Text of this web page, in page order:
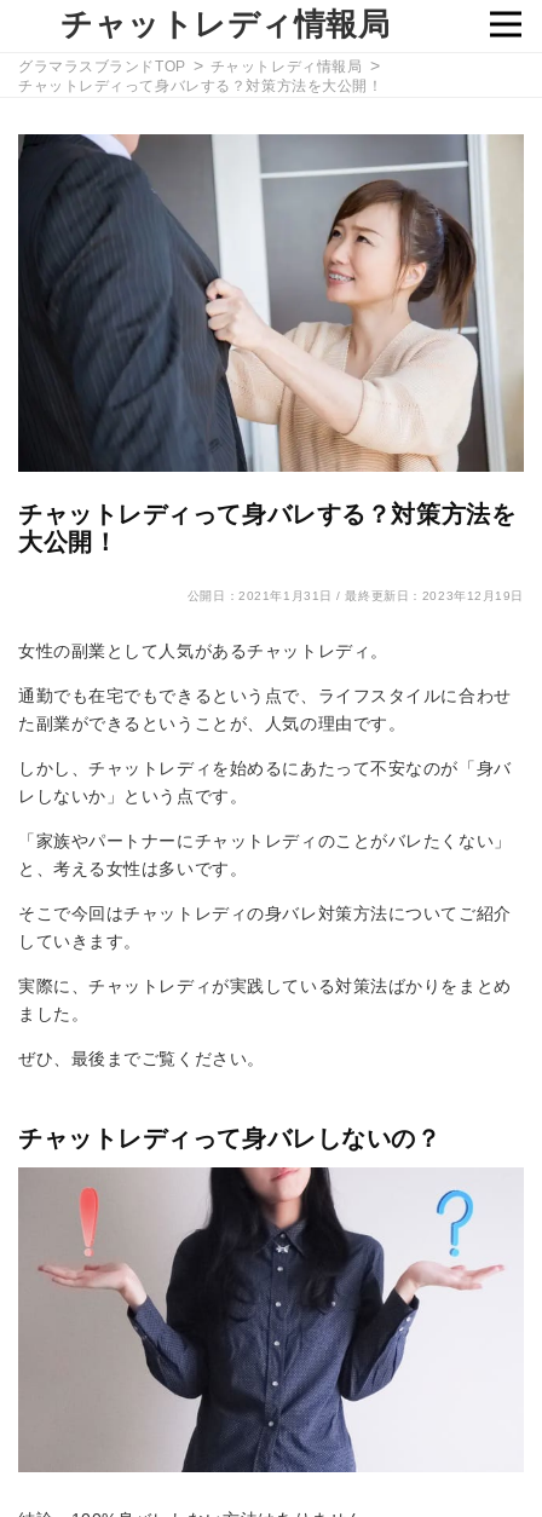
チャットレディ情報局
グラマラスブランドTOP
チャットレディ情報局
チャットレディって身バレする？対策方法を大公開！
チャットレディって身バレする？対策方法を
大公開！
公開日：2021年1月31日 /最終更新日：2023年12月19日
女性の副業として人気があるチャットレディ。
通勤でも在宅でもできるという点で、ライフスタイルに合わせ
た副業ができるということが、人気の理由です。
しかし、チャットレディを始めるにあたって不安なのが「身バ
レしないか」という点です。
「家族やパートナーにチャットレディのことがバレたくない」
と、考える女性は多いです。
そこで今回はチャットレディの身バレ対策方法についてご紹介
していきます。
実際に、チャットレディが実践している対策法ばかりをまとめ
ました。
ぜひ、最後までご覧ください。
チャットレディって身バレしないの？